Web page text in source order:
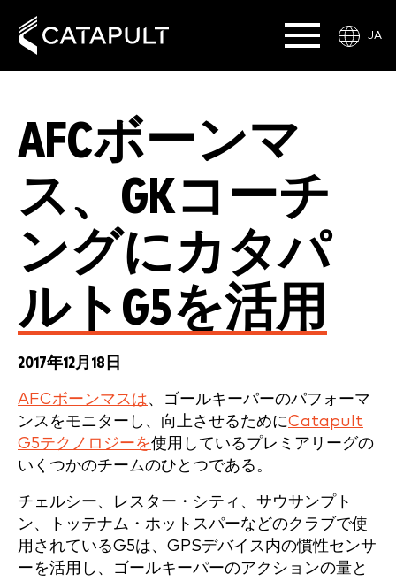
JA
AFCボーンマ
ス、GKコーチ
ングにカタパ
ルトG5を活用
2017年12月18日
AFCボーンマスは、ゴールキーパーのパフォーマ
ンスをモニターし、向上させるためにCatapult
G5テクノロジーを使用しているプレミアリーグの
いくつかのチームのひとつである。
チェルシー、レスター・シティ、サウサンプト
ン、トッテナム・ホットスパーなどのクラブで使
用されているG5は、GPSデバイス内の慣性センサ
ーを活用し、ゴールキーパーのアクションの量と